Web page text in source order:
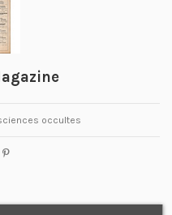
occultes